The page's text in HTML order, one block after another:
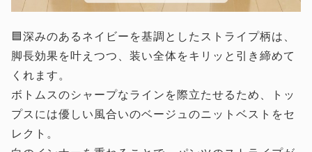
🟦深みのあるネイビーを基調としたストライプ柄は、
脚長効果を叶えつつ、装い全体をキリッと引き締めて
くれます。
ボトムスのシャープなラインを際立たせるため、トッ
プスには優しい風合いのベージュのニットベストをセ
レクト。